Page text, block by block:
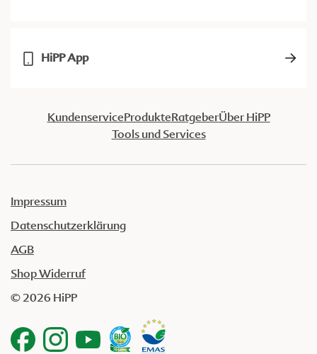
HiPP App
KundenserviceProdukteRatgeberÜber HiPP
Tools und Services
Impressum
Datenschutzerklärung
AGB
Shop Widerruf
© 2026 HiPP